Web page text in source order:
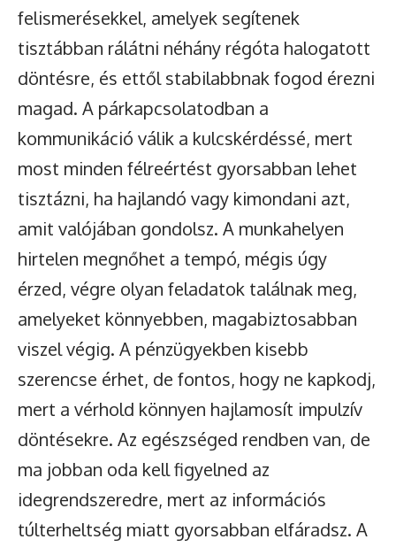
felismerésekkel, amelyek segítenek
tisztábban rálátni néhány régóta halogatott
döntésre, és ettől stabilabbnak fogod érezni
magad. A párkapcsolatodban a
kommunikáció válik a kulcskérdéssé, mert
most minden félreértést gyorsabban lehet
tisztázni, ha hajlandó vagy kimondani azt,
amit valójában gondolsz. A munkahelyen
hirtelen megnőhet a tempó, mégis úgy
érzed, végre olyan feladatok találnak meg,
amelyeket könnyebben, magabiztosabban
viszel végig. A pénzügyekben kisebb
szerencse érhet, de fontos, hogy ne kapkodj,
mert a vérhold könnyen hajlamosít impulzív
döntésekre. Az egészséged rendben van, de
ma jobban oda kell figyelned az
idegrendszeredre, mert az információs
túlterheltség miatt gyorsabban elfáradsz. A